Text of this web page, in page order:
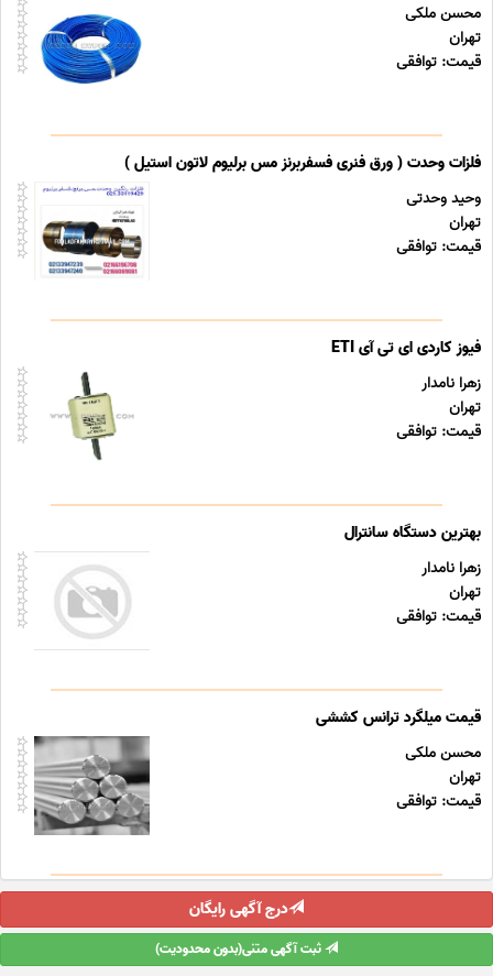
محسن ملکی
تهران
قیمت: توافقی
فلزات وحدت ( ورق فنری فسفربرنز مس برلیوم لاتون استیل )
وحید وحدتی
تهران
قیمت: توافقی
فیوز کاردی ای تی آی ETI
زهرا نامدار
تهران
قیمت: توافقی
بهترین دستگاه سانترال
زهرا نامدار
تهران
قیمت: توافقی
قیمت میلگرد ترانس کششی
محسن ملکی
تهران
قیمت: توافقی
درج آگهی رایگان
ثبت آگهی متنی(بدون محدودیت)